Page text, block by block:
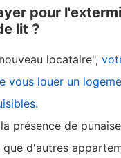
pour
lit ?
locataire",
vous louer un
présence de
d'autres